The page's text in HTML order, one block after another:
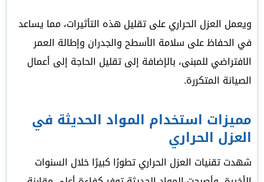
ويعمل العزل الحراري على تقليل هذه التأثيرات، مما يساعد
في الحفاظ على سلامة الأسطح والجدران وإطالة العمر
الافتراضي للمبنى، بالإضافة إلى تقليل الحاجة إلى أعمال
الصيانة المتكررة.
مميزات استخدام المواد الحديثة في
العزل الحراري
شهدت تقنيات العزل الحراري تطورًا كبيرًا خلال السنوات